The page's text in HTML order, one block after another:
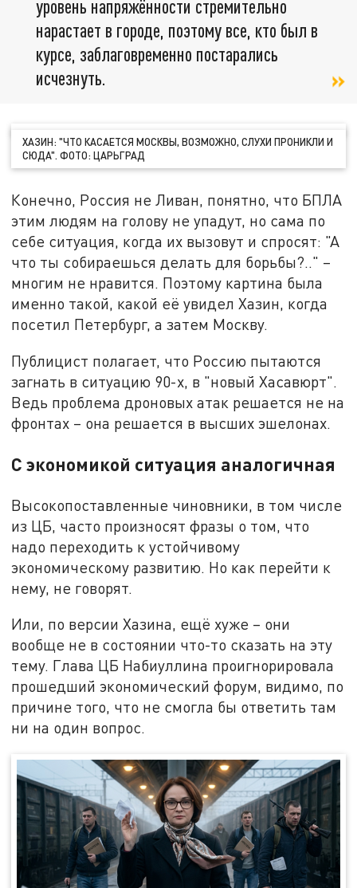
уровень напряжённости стремительно
нарастает в городе, поэтому все, кто был в
курсе, заблаговременно постарались
исчезнуть.
ХАЗИН: "ЧТО КАСАЕТСЯ МОСКВЫ, ВОЗМОЖНО, СЛУХИ ПРОНИКЛИ И
СЮДА". ФОТО: ЦАРЬГРАД
Конечно, Россия не Ливан, понятно, что БПЛА
этим людям на голову не упадут, но сама по
себе ситуация, когда их вызовут и спросят: "А
что ты собираешься делать для борьбы?.." –
многим не нравится. Поэтому картина была
именно такой, какой её увидел Хазин, когда
посетил Петербург, а затем Москву.
Публицист полагает, что Россию пытаются
загнать в ситуацию 90-х, в "новый Хасавюрт".
Ведь проблема дроновых атак решается не на
фронтах – она решается в высших эшелонах.
С экономикой ситуация аналогичная
Высокопоставленные чиновники, в том числе
из ЦБ, часто произносят фразы о том, что
надо переходить к устойчивому
экономическому развитию. Но как перейти к
нему, не говорят.
Или, по версии Хазина, ещё хуже – они
вообще не в состоянии что-то сказать на эту
тему. Глава ЦБ Набиуллина проигнорировала
прошедший экономический форум, видимо, по
причине того, что не смогла бы ответить там
ни на один вопрос.